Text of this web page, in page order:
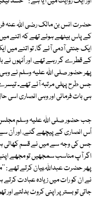
حضرت انس بن مالک رضی اللہ عنہ
کے پاس بیٹھے ہوئے تھے کہ اتنے میں
ایک جنتی آدمی آئے گا، تو اتنے
کے قطرے گر رہے تھے، اور اُنہوں نے
پھر حضور صلی اللہ علیہ وسلم نے
جس طرح پہلی مرتبہ آئے تھے۔
ہی بات فرمائی اور وہی انصاری اسی
جب حضور صلی اللہ علیہ وسلم
اُس انصاری کے پیچھے گئے، اور اُن
جس کی وجہ سے میں نے قسم کھالی
اگر آپ مناسب سمجھیں تو مجھے اپنے
پھر حضرت عبداللہ ؓبیان کرتے تھے :
نے ان کو رات میں زیادہ عبادت کرتے
جاتی تو بستر پر اپنی کروٹ بدلتے اور